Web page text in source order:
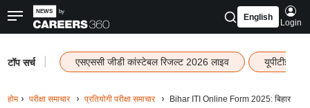
English
Login
टॉप सर्च एसएससी जीडी कांस्टेबल रिजल्ट 2026 लाइव यूपीटीईटी
होम परीक्षा समाचार प्रतियोगी परीक्षा समाचार
Bihar ITI Online Form 2025: बिहार